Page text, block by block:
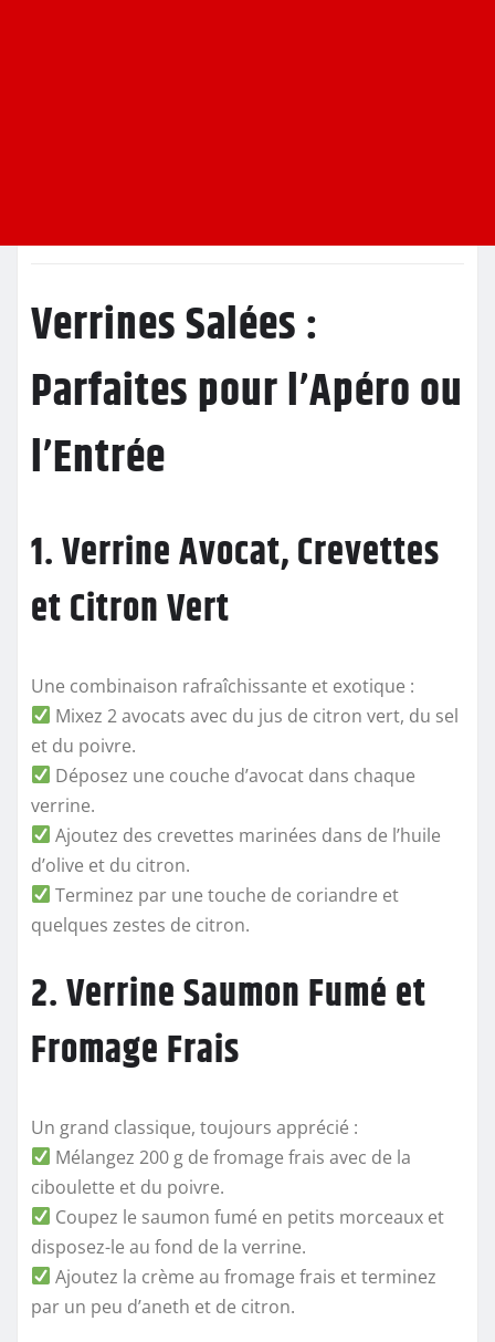
Verrines Salées :
Parfaites pour l’Apéro ou
l’Entrée
1. Verrine Avocat, Crevettes
et Citron Vert
Une combinaison rafraîchissante et exotique :
Mixez 2 avocats avec du jus de citron vert, du sel
et du poivre.
Déposez une couche d’avocat dans chaque
verrine.
Ajoutez des crevettes marinées dans de l’huile
d’olive et du citron.
Terminez par une touche de coriandre et
quelques zestes de citron.
2. Verrine Saumon Fumé et
Fromage Frais
Un grand classique, toujours apprécié :
Mélangez 200 g de fromage frais avec de la
ciboulette et du poivre.
Coupez le saumon fumé en petits morceaux et
disposez-le au fond de la verrine.
Ajoutez la crème au fromage frais et terminez
par un peu d’aneth et de citron.